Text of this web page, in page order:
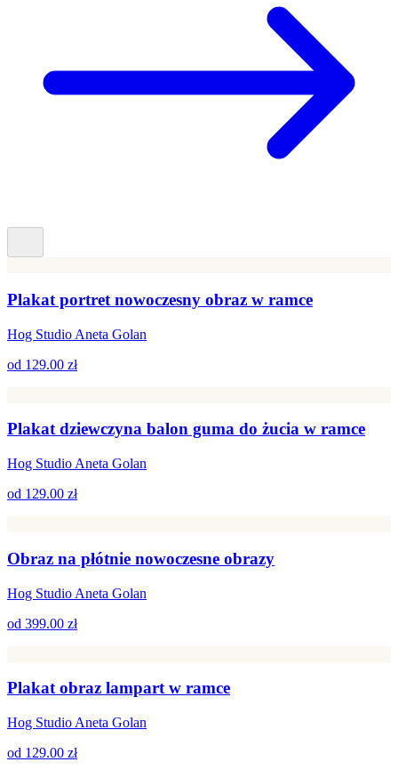
Plakat portret nowoczesny obraz w ramce
Hog Studio Aneta Golan
od 129.00 zł
Plakat dziewczyna balon guma do żucia w ramce
Hog Studio Aneta Golan
od 129.00 zł
Obraz na płótnie nowoczesne obrazy
Hog Studio Aneta Golan
od 399.00 zł
Plakat obraz lampart w ramce
Hog Studio Aneta Golan
od 129.00 zł